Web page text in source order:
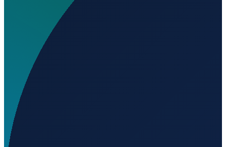
Wo liegt Aeleron Airport?
Auf welcher Höhe liegt Aeleron Airport?
Wird geladen...
30.40829
16
Los Angeles